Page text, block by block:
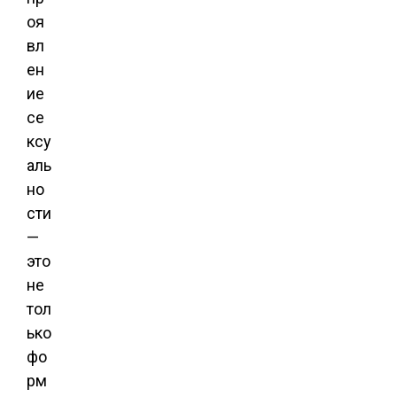
оя
вл
ен
ие
се
ксу
аль
но
сти
—
это
не
тол
ько
фо
рм